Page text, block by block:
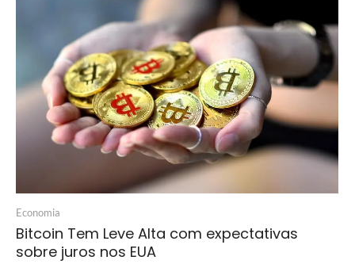
Economia
Bitcoin Tem Leve Alta com expectativas
sobre juros nos EUA